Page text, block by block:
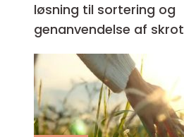
løsning til sortering og
genanvendelse af skrot